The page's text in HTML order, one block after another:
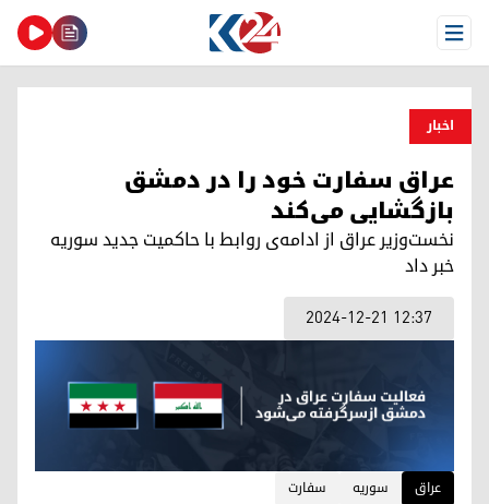
Open Menu
اخبار
عراق سفارت خود را در دمشق
بازگشایی می‌کند
نخست‌وزیر عراق از ادامه‌ی روابط با حاکمیت جدید سوریه
خبر داد
2024-12-21 12:37
عراق سوریه سفارت